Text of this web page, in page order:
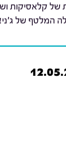
של קלאסיקות
המלטף של ג'ני!